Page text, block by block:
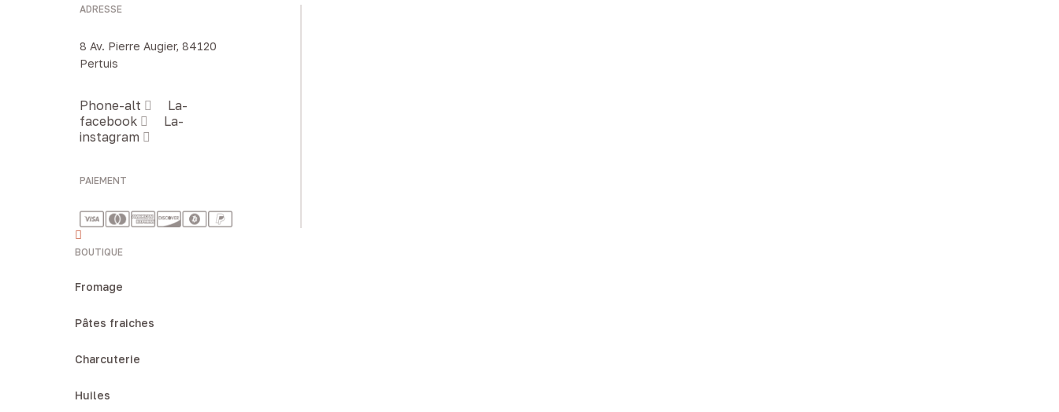
ADRESSE
8 Av. Pierre Augier, 84120
Pertuis
Phone-alt
La-
facebook
La-
instagram
PAIEMENT
BOUTIQUE
Fromage
Pâtes fraiches
Charcuterie
Huiles